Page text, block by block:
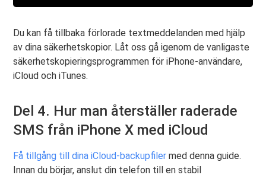
Du kan få tillbaka förlorade textmeddelanden med hjälp
av dina säkerhetskopior. Låt oss gå igenom de vanligaste
säkerhetskopieringsprogrammen för iPhone-användare,
iCloud och iTunes.
Del 4. Hur man återställer raderade
SMS från iPhone X med iCloud
Få tillgång till dina iCloud-backupfiler med denna guide.
Innan du börjar, anslut din telefon till en stabil